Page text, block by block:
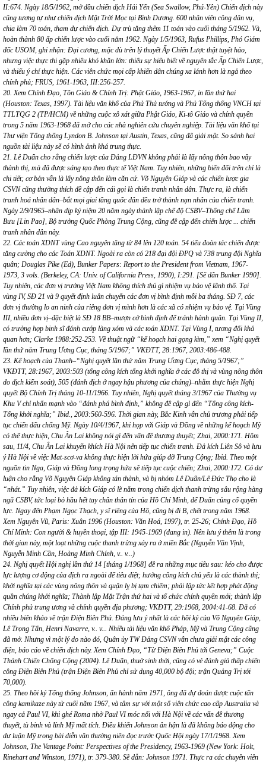
II:674. Ngày 18/5/1962, mở đầu chiến dịch Hải Yến (Sea Swallow, Phú-Yên) Chiến dịch này
cũng tương tự như chiến dịch Mặt Trời Mọc tại Bình Dương. 600 nhân viên công dân vụ,
chia làm 70 toán, tham dự chiến dịch. Dự trù tăng thêm 11 toán vào cuối tháng 5/1962. Và,
hoàn thành 80 ấp chiến lược vào cuối năm 1962. Ngày 1/5/1963, Rufus Phillips, Phó Giám
đốc USOM, ghi nhận: Đại cương, mặc dù trên lý thuyết Ấp Chiến Lược thật tuyệt hảo,
nhưng việc thực thi gặp nhiều khó khăn lớn: thiếu sự hiểu biết về nguyên tắc Ấp Chiến Lược,
và thiếu ý chí thực hiện. Các viên chức mọi cấp khiến dân chúng xa lánh hơn là ngả theo
chính phủ; FRUS, 1961-1963, III:256-257.
20. Xem Chính Đạo, Tôn Giáo & Chính Trị: Phật Giáo, 1963-1967, in lần thứ hai
(Houston: Texas, 1997). Tài liệu văn khố của Phủ Thủ tướng và Phủ Tổng thống VNCH tại
TTLTQG 2 (TP/HCM) về những cuộc xô xát giữa Phật Giáo, Ki-tô Giáo và chính quyền
trong 5 năm 1963-1968 đã mở cho các nhà nghiên cứu chuyên nghiệp. Tài liệu văn khố tại
Thư viện Tổng thống Lyndon B. Johnson tại Austin, Texas, cũng đã giải mật. So sánh hai
nguồn tài liệu này sẽ có hình ảnh khá trung thực.
21. Lê Duẩn cho rằng chiến lược của Đảng LĐVN không phải là lấy nông thôn bao vây
thành thị, mà đã được sáng tạo theo thực tế Việt Nam. Tuy nhiên, những biến đổi trên chỉ là
chi tiết; cơ bản vẫn là lấy nông thôn làm căn cứ. Võ Nguyên Giáp và các chiến lược gia
CSVN cũng thường thích đề cập đến cái gọi là chiến tranh nhân dân. Thực ra, là chiến
tranh hoá nhân dân–bắt mọi giai tầng quốc dân đều trở thành nạn nhân của chiến tranh.
Ngày 2/9/1965–nhân dịp kỷ niệm 20 năm ngày thành lập chế độ CSBV–Thống chế Lâm
Bưu [Lin Pao], Bộ trưởng Quốc Phòng Trung Cộng, cũng đề cập đến chiến lược ... chiến
tranh nhân dân này.
22. Các toán XDNT vùng Cao nguyên tăng từ 84 lên 120 toán. 54 tiểu đoàn tác chiến được
tăng cường cho các Toán XDNT. Ngoài ra còn có 218 đại đội ĐPQ và 738 trung đội Nghĩa
quân; Douglas Pike (Ed), Bunker Papers: Report to the President from Vietnam, 1967-
1973, 3 vols. (Berkeley, CA: Univ. of California Press, 1990), I:291. [Sẽ dãn Bunker 1990].
Tuy nhiên, các đơn vị trưởng Việt Nam không thích thú gì nhiệm vụ bảo vệ lãnh thổ. Tại
vùng IV, SĐ 21 và 9 quyết định luân chuyển các đơn vị bình định mỗi ba tháng. SĐ 7, các
đơn vị thường lo an ninh của riêng đơn vị mình hơn là các xã có nhiệm vụ bảo vệ. Tại Vùng
III, nhiều đơn vị–đặc biệt là SĐ 18 BB–mượn cớ bình định để tránh hành quân. Tại Vùng II,
có trường hợp binh sĩ đánh cướp làng xóm và các toán XDNT. Tại Vùng I, tương đối khả
quan hơn; Clarke 1988:252-253. Về thuật ngữ “kế hoạch hai gọng kìm,” xem “Nghị quyết
lần thứ năm Trung Ương Cục, tháng 5/1967;” VKĐTT, 28:1967, 2003:486-488.
23. Kế hoạch của Thanh–“Nghị quyết lần thứ năm Trung Ương Cục, tháng 5/1967;”
VKĐTT, 28:1967, 2003:503 (tổng công kích tổng khởi nghĩa ở các đô thị và vùng nông thôn
do địch kiểm soát), 505 (đánh địch ở ngay hậu phương của chúng)–nhằm thực hiện Nghị
quyết Bộ Chính Trị tháng 10-11/1966. Tuy nhiên, Nghị quyết tháng 3/1967 của Thường vụ
Khu V chỉ nhấn mạnh vào “đánh phá bình định,” không đề cập gì đến “Tổng công kích-
Tổng khởi nghĩa;” Ibid., 2003:560-596. Thời gian này, Bắc Kinh vẫn chủ trương phải tiếp
tục chiến đấu chống Mỹ. Ngày 10/4/1967, khi họp với Giáp và Đồng về những kế hoạch Mỹ
có thể thực hiện, Chu Ân Lai không nói gì đến vấn đề thương thuyết; Zhai, 2000:171. Hôm
sau, 11/4, Chu Ân Lai khuyến khích Hà Nội nên tiếp tục chiến tranh. Đả kích Liên Sô và lưu
ý Hà Nội về việc Mat-scơ-va không thực hiện lời hứa giúp đỡ Trung Cộng; Ibid. Theo một
nguồn tin Nga, Giáp và Đồng long trọng hứa sẽ tiếp tục cuộc chiến; Zhai, 2000:172. Có dư
luận cho rằng Võ Nguyên Giáp không tán thành, và bị nhóm Lê Duẩn/Lê Đức Thọ cho là
“nhát.” Tuy nhiên, việc đả kích Giáp có lẽ nằm trong chiến dịch thanh trừng sâu rộng hàng
ngũ CSBV, tức loại bỏ hầu hết tay chân thân tín của Hồ Chí Minh, để Duẩn củng cố quyền
lực. Ngay đến Phạm Ngọc Thạch, y sĩ riêng của Hồ, cũng bị đi B, chết trong năm 1968.
Xem Nguyên Vũ, Paris: Xuân 1996 (Houston: Văn Hoá, 1997), tr. 25-26; Chính Đạo, Hồ
Chí Minh: Con người & huyền thoại, tập III: 1945-1969 (đang in). Nên lưu ý thêm là trong
thời gian này, một loạt những cuộc thanh trừng xảy ra ở miền Bắc (Nguyễn Văn Vịnh,
Nguyễn Minh Cần, Hoàng Minh Chính, v.. v...)
24. Nghị quyết Hội nghị lần thứ 14 [tháng 1/1968] đề ra những mục tiêu sau: kéo cho được
lực lượng cơ động của địch ra ngoài để tiêu diệt; hướng công kích chủ yếu là các thành thị;
khởi nghĩa tại các vùng nông thôn và quận lỵ bị tạm chiếm; phải lập tức kết hợp phát động
quần chúng khởi nghĩa; Thành lập Mặt Trận thứ hai và tổ chức chính quyền mới; thành lập
Chính phủ trung ương và chính quyền địa phương; VKĐTT, 29:1968, 2004:41-68. Đã có
nhiều biên khảo về trận Điện Biên Phủ. Đáng lưu ý nhất là các hồi ký của Võ Nguyên Giáp,
Lê Trọng Tấn, Henri Navarre, v.. v... Nhiều tài liệu văn khố Pháp, Mỹ và Trung Cộng cũng
đã mở. Nhưng vì một lý do nào đó, Quân ủy TW Đảng CSVN vẫn chưa giải mật các công
điện, báo cáo về chiến dịch này. Xem Chính Đạo, “Từ Điện Biên Phủ tới Geneva;” Cuộc
Thánh Chiến Chống Cộng (2004). Lê Duẩn, thuở sinh thời, cũng có vẻ đánh giá thấp chiến
công Điện Biên Phủ (trận Điện Biên Phủ chỉ sử dụng 40,000 bộ đội; trận Quảng Trị tới
70,000).
25. Theo hồi ký Tổng thống Johnson, ấn hành năm 1971, ông đã dự đoán được cuộc tấn
công kamikaze này từ cuối năm 1967, và tâm sự với một số viên chức cao cấp Australia và
ngay cả Paul VI, khi ghé Roma nhờ Paul VI móc nối với Hà Nội về các vấn đề thương
thuyết, tù binh và lính Mỹ mất tích. Điều khiến Johnson ân hận là đã không báo động cho
dư luận Mỹ trong bài diễn văn thường niên đọc trước Quốc Hội ngày 17/1/1968. Xem
Johnson, The Vantage Point: Perspectives of the Presidency, 1963-1969 (New York: Holt,
Rinehart and Winston, 1971), tr. 379-380. Sẽ dẫn: Johnson 1971. Thực ra các chuyên viên